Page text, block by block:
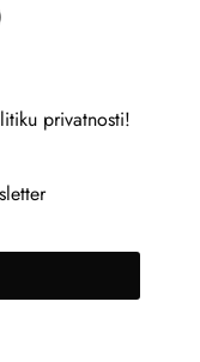
privatnosti!